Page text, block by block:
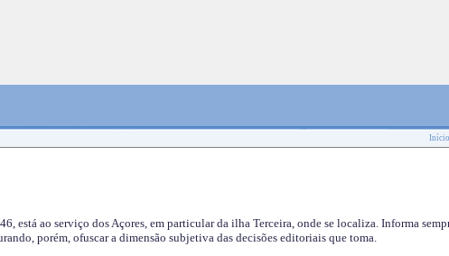
Início
está ao serviço dos Açores, em particular da ilha Terceira, onde se localiza. Informa
porém, ofuscar a dimensão subjetiva das decisões editoriais que toma.